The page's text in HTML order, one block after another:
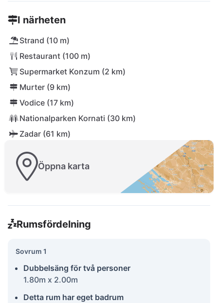
I närheten
Strand (10 m)
Restaurant (100 m)
Supermarket Konzum (2 km)
Murter (9 km)
Vodice (17 km)
Nationalparken Kornati (30 km)
Zadar (61 km)
Öppna karta
Rumsfördelning
Sovrum 1
Dubbelsäng för två personer
1.80m x 2.00m
Detta rum har eget badrum